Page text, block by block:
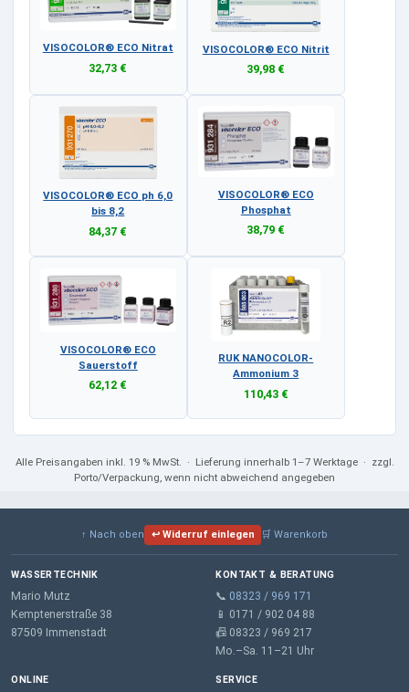
VISOCOLOR® ECO Nitrat
32,73 €
VISOCOLOR® ECO Nitrit
39,98 €
VISOCOLOR® ECO ph 6,0
bis 8,2
84,37 €
VISOCOLOR® ECO
Phosphat
38,79 €
VISOCOLOR® ECO
Sauerstoff
62,12 €
RUK NANOCOLOR-
Ammonium 3
110,43 €
Alle Preisangaben inkl. 19 % MwSt. · Lieferung innerhalb 1–7 Werktage · zzgl.
Porto/Verpackung, wenn nicht abweichend angegeben
↑ Nach oben ↩ Widerruf einlegen 🛒 Warenkorb
WASSERTECHNIK
Mario Mutz
Kemptenerstraße 38
87509 Immenstadt
KONTAKT & BERATUNG
📞 08323 / 969 171
📱 0171 / 902 04 88
📠 08323 / 969 217
Mo.–Sa. 11–21 Uhr
ONLINE SERVICE